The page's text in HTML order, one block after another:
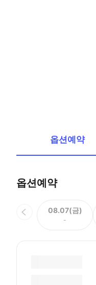
옵션예약
옵션예약
08.07(금)
-